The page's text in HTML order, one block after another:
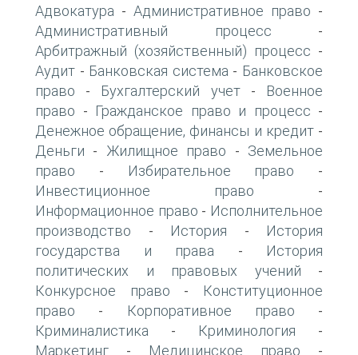
Адвокатура - Административное право -
Административный процесс -
Арбитражный (хозяйственный) процесс -
Аудит - Банковская система - Банковское
право - Бухгалтерский учет-
Военное
право - Гражданское право и процесс -
Денежное обращение, финансы и кредит-
Деньги - Жилищное право - Земельное
право - Избирательное право -
Инвестиционное право -
Информационное право - Исполнительное
производство - История -
История
государства и права -
История
политических и правовых учений -
Конкурсное право -
Конституционное
право - Корпоративное право -
Криминалистика - Криминология -
Маркетинг - Медицинское право -